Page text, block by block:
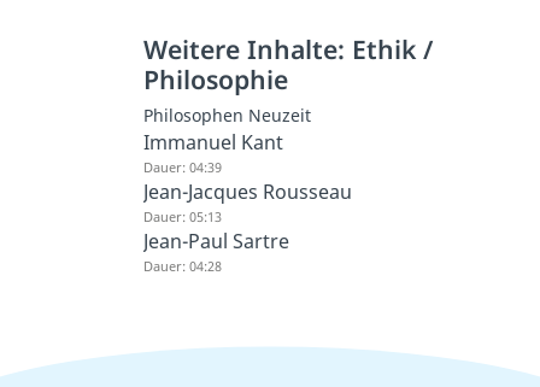
Weitere Inhalte: Ethik /
Philosophie
Philosophen Neuzeit
Immanuel Kant
Dauer: 04:39
Jean-Jacques Rousseau
Dauer: 05:13
Jean-Paul Sartre
Dauer: 04:28